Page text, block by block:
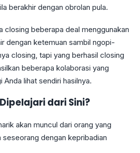
berakhir dengan obrolan pula.
closing beberapa deal menggunakan
dengan ketemuan sambil ngopi-
closing, tapi yang berhasil closing
beberapa kolaborasi yang
Anda lihat sendiri hasilnya.
dari Sini?
akan muncul dari orang yang
seseorang dengan kepribadian